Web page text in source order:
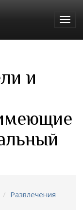
и
Развлечения